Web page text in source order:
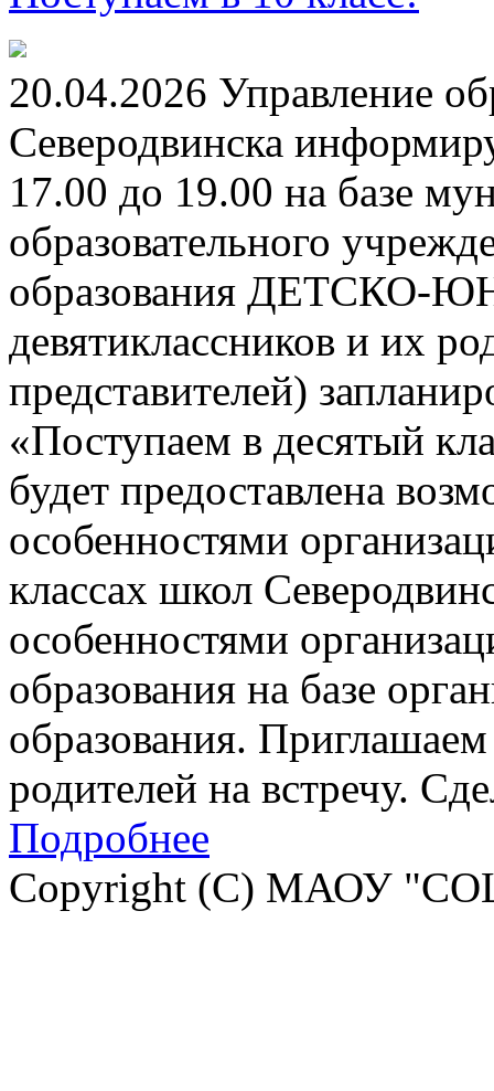
20.04.2026 Управление
Северодвинска
17.00 до 19.00 на базе
образовательного
образования
девятиклассников и их
представителей)
«Поступаем в десятый
будет предоставлена
особенностями
классах школ
особенностями
образования на базе
образования.
родителей на встречу.
Подробнее
Copyright (C) МАОУ